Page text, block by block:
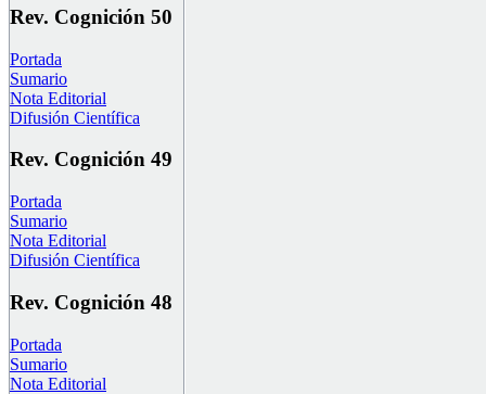
Rev. Cognición 50
Portada
Sumario
Nota Editorial
Difusión Científica
Rev. Cognición 49
Portada
Sumario
Nota Editorial
Difusión Científica
Rev. Cognición 48
Portada
Sumario
Nota Editorial